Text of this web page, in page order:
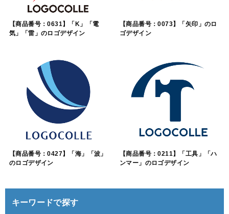
【商品番号：0631】「K」「電
気」「雷」のロゴデザイン
【商品番号：0073】「矢印」のロ
ゴデザイン
【商品番号：0427】「海」「波」
のロゴデザイン
【商品番号：0211】「工具」「ハ
ンマー」のロゴデザイン
キーワードで探す